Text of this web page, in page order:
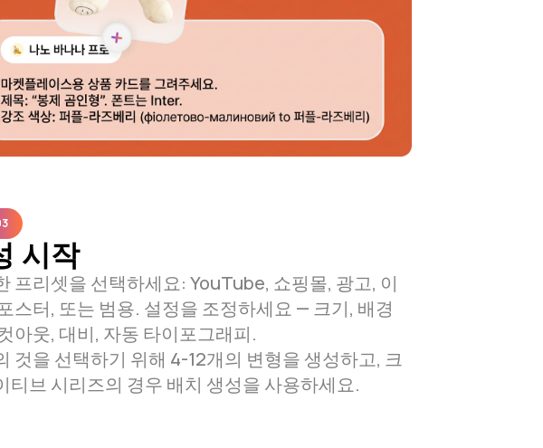
3
시작
프리셋을 선택하세요: YouTube, 쇼핑몰, 광고, 이
스터, 또는 범용. 설정을 조정하세요 — 크기, 배경
아웃, 대비, 자동 타이포그래피.
것을 선택하기 위해 4-12개의 변형을 생성하고, 크
티브 시리즈의 경우 배치 생성을 사용하세요.